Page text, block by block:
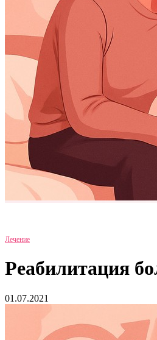
Лечение
Реабилитация
01.07.2021